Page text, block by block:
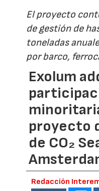
El proyecto
de gestión de
toneladas
por barco,
Exolum
proyecto
de CO₂
Redacción